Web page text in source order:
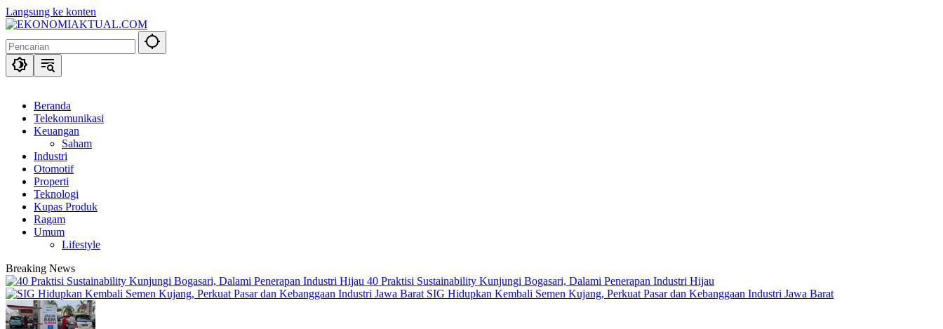
Langsung ke konten
Beranda
Telekomunikasi
Keuangan
Saham
Industri
Otomotif
Properti
Teknologi
Kupas Produk
Ragam
Umum
Lifestyle
Breaking News
40 Praktisi Sustainability Kunjungi Bogasari, Dalami Penerapan Industri Hijau
SIG Hidupkan Kembali Semen Kujang, Perkuat Pasar dan Kebanggaan Industri Jawa Barat